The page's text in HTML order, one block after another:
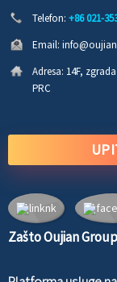
Telefon: +86 021-
Email:
Adresa: 14F,
PRC
Zašto Oujian